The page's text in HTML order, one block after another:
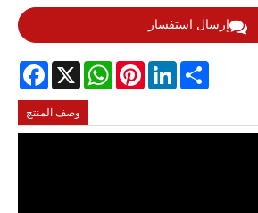
إرسال استفسار
X
WhatsAppPinterestLinkedIn Share
وصف المنتج